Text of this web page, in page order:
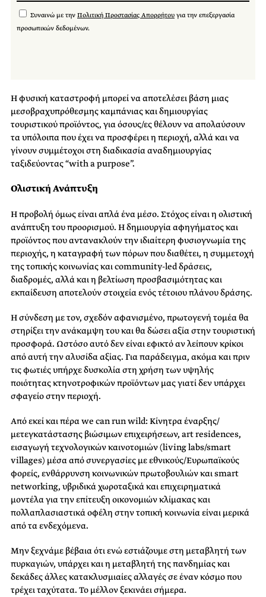
Συναινώ με την Πολιτική Προστασίας Απορρήτου για την επεξεργασία
προσωπικών δεδομένων.
Η φυσική καταστροφή μπορεί να αποτελέσει βάση μιας
μεσοβραχυπρόθεσμης καμπάνιας και δημιουργίας
τουριστικού προϊόντος, για όσoυς/ες θέλουν να απολαύσουν
τα υπόλοιπα που έχει να προσφέρει η περιοχή, αλλά και να
γίνουν συμμέτοχοι στη διαδικασία αναδημιουργίας
ταξιδεύοντας “with a purpose”.
Ολιστική Ανάπτυξη
Η προβολή όμως είναι απλά ένα μέσο. Στόχος είναι η ολιστική
ανάπτυξη του προορισμού. Η δημιουργία αφηγήματος και
προϊόντος που αντανακλούν την ιδιαίτερη φυσιογνωμία της
περιοχής, η καταγραφή των πόρων που διαθέτει, η συμμετοχή
της τοπικής κοινωνίας και community-led δράσεις,
διαδρομές, αλλά και η βελτίωση προσβασιμότητας και
εκπαίδευση αποτελούν στοιχεία ενός τέτοιου πλάνου δράσης.
Η σύνδεση με τον, σχεδόν αφανισμένο, πρωτογενή τομέα θα
στηρίξει την ανάκαμψη του και θα δώσει αξία στην τουριστική
προσφορά. Ωστόσο αυτό δεν είναι εφικτό αν λείπουν κρίκοι
από αυτή την αλυσίδα αξίας. Για παράδειγμα, ακόμα και πριν
τις φωτιές υπήρχε δυσκολία στη χρήση των υψηλής
ποιότητας κτηνοτρoφικών προϊόντων μας γιατί δεν υπάρχει
σφαγείo στην περιοχή.
Από εκεί και πέρα we can run wild: Κίνητρα έναρξης/
μετεγκατάστασης βιώσιμων επιχειρήσεων, art residences,
εισαγωγή τεχνολογικών καινοτομιών (living labs/smart
villages) μέσα από συνεργασίες με εθνικούς/Ευρωπαϊκούς
φορείς, ενθάρρυνση κοινωνικών πρωτοβουλιών και smart
networking, υβριδικά χωροταξικά και επιχειρηματικά
μοντέλα για την επίτευξη οικονομιών κλίμακας και
πολλαπλασιαστικά οφέλη στην τοπική κοινωνία είναι μερικά
από τα ενδεχόμενα.
Μην ξεχνάμε βέβαια ότι ενώ εστιάζουμε στη μεταβλητή των
πυρκαγιών, υπάρχει και η μεταβλητή της πανδημίας και
δεκάδες άλλες κατακλυσμιαίες αλλαγές σε έναν κόσμο που
τρέχει ταχύτατα. To μέλλον ξεκινάει σήμερα.